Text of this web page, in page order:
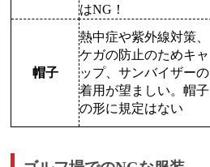
はNG！
帽子
熱中症や紫外線対策、
ケガの防止のためキャ
ップ、サンバイザーの
着用が望ましい。帽子
の形に規定はない